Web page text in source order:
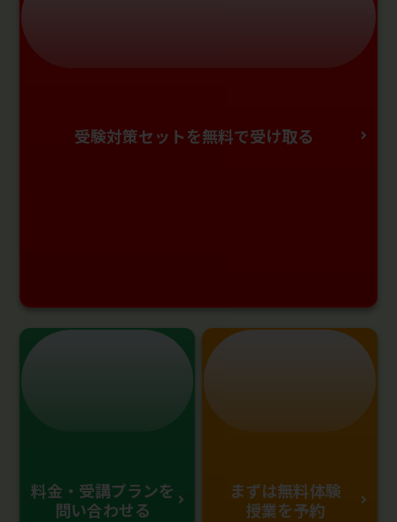
受験対策セットを無料で受け取る
料金・受講プランを
問い合わせる
まずは無料体験
授業を予約